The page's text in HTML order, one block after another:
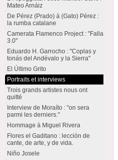
Mateo Arnáiz
De Pérez (Prado) à (Gato) Pérez :
la rumba catalane
Camerata Flamenco Project : "Falla
3.0"
Eduardo H. Garrocho : "Coplas y
tonás del Andévalo y la Sierra"
El Último Grito
Portraits et interviews
Trois grands artistes nous ont
quitté
Interview de Moraíto : "on sera
parmi les derniers."
Hommage à Miguel Rivera
Flores el Gaditano : lección de
cante, de arte, y de vida.
Niño Josele